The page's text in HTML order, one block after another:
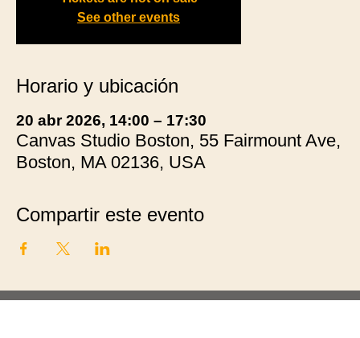
See other events
Horario y ubicación
20 abr 2026, 14:00 – 17:30
Canvas Studio Boston, 55 Fairmount Ave,
Boston, MA 02136, USA
Compartir este evento